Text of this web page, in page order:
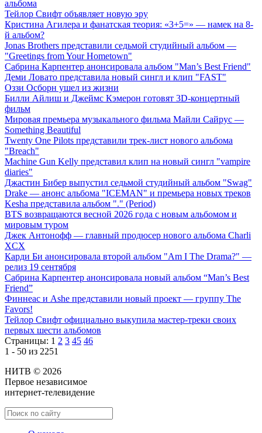
альбома
Тейлор Свифт объявляет новую эру
Кристина Агилера и фанатская теория: «3+5=» — намек на 8-
й альбом?
Jonas Brothers представили седьмой студийный альбом —
"Greetings from Your Hometown"
Сабрина Карпентер анонсировала альбом "Man’s Best Friend"
Деми Ловато представила новый сингл и клип "FAST"
Оззи Осборн ушел из жизни
Билли Айлиш и Джеймс Кэмерон готовят 3D-концертный
фильм
Мировая премьера музыкального фильма Майли Сайрус —
Something Beautiful
Twenty One Pilots представили трек-лист нового альбома
"Breach"
Machine Gun Kelly представил клип на новый сингл "vampire
diaries"
Джастин Бибер выпустил седьмой студийный альбом "Swag"
Drake — анонс альбома "ICEMAN" и премьера новых треков
Kesha представила альбом "." (Period)
BTS возвращаются весной 2026 года с новым альбомом и
мировым туром
Джек Антонофф — главный продюсер нового альбома Charli
XCX
Карди Би анонсировала второй альбом "Am I The Drama?" —
релиз 19 сентября
Сабрина Карпентер анонсировала новый альбом “Man’s Best
Friend”
Финнеас и Ashe представили новый проект — группу The
Favors!
Тейлор Свифт официально выкупила мастер-треки своих
первых шести альбомов
Страницы: 1 2 3 45 46
1 - 50 из 2251
НИТВ © 2026
Первое независимое
интернет-телевидение